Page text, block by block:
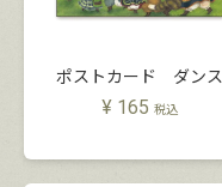
ポストカード ダンス
¥ 165 税込